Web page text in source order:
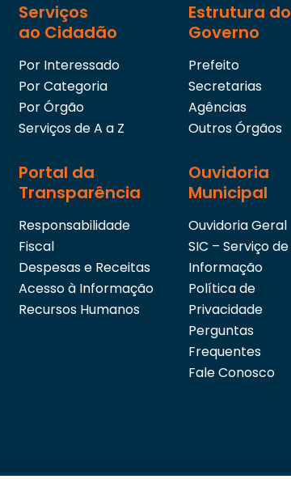
Serviços
ao Cidadão
Por Interessado
Por Categoria
Por Órgão
Serviços de A a Z
Estrutura do
Governo
Prefeito
Secretarias
Agências
Outros Órgãos
Portal da
Transparência
Responsabilidade
Fiscal
Despesas e Receitas
Acesso à Informação
Recursos Humanos
Ouvidoria
Municipal
Ouvidoria Geral
SIC – Serviço de
Informação
Política de
Privacidade
Perguntas
Frequentes
Fale Conosco